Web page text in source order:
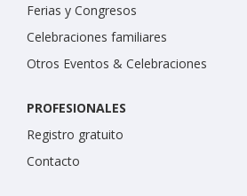
Ferias y Congresos
Celebraciones familiares
Otros Eventos & Celebraciones
PROFESIONALES
Registro gratuito
Contacto